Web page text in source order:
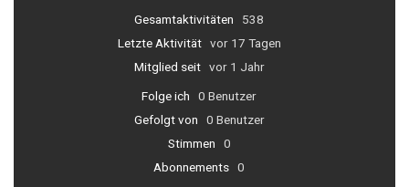
Gesamtaktivitäten
538
Letzte Aktivität vor 17 Tagen
Mitglied seit vor 1 Jahr
Folge ich
0 Benutzer
Gefolgt von
0 Benutzer
Stimmen
0
Abonnements 0